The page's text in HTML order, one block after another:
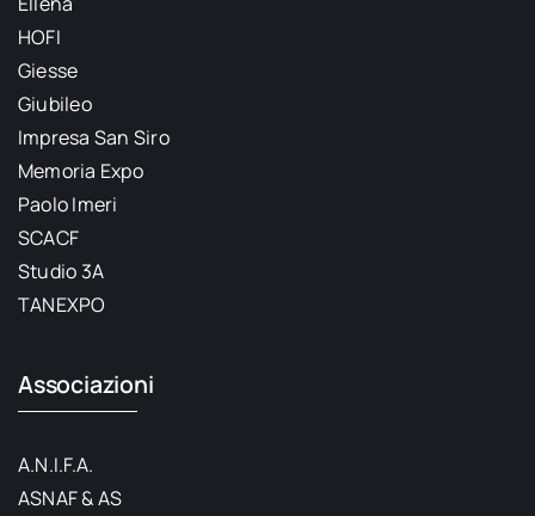
HOFI
Giesse
Giubileo
Impresa San Siro
Memoria Expo
Paolo Imeri
SCACF
Studio 3A
TANEXPO
Associazioni
A.N.I.F.A.
ASNAF & AS